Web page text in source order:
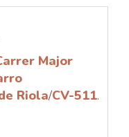
Major
Riola/CV-511.